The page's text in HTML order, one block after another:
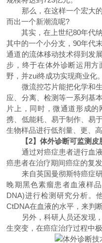
那么，在这样一个宏大的
而出一个新潮流呢?
其实，在上世纪80年代纳
其中的一个小分支，90年代
通道的流体移动技术得到发
步，终于在体外诊断运用
野，并zui终成功实现商业化。
微流控芯片能把化学和生
应、分离、检测等一系列基
片上，同时，微通道形成
携、低能耗、易于制作、易
生物样品进行低剂量、更、
【2】体外诊断可监测皮
通过对癌症患者进行血液
癌患者在治疗期间癌症的复发
来自英国曼彻斯特癌症研
晚期黑色素瘤患者血液样
DNA)进行检测研究分析。
CtDNA在血液的水平，来判
另外，科研人员还发现，
生突变，在癌症治疗过程中